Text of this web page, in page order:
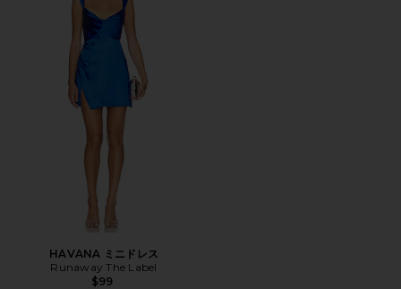
HAVANA ミニドレス
Runaway The Label
$99